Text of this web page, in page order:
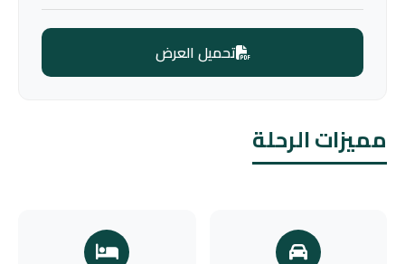
مميزات الرحلة
تحميل العرض